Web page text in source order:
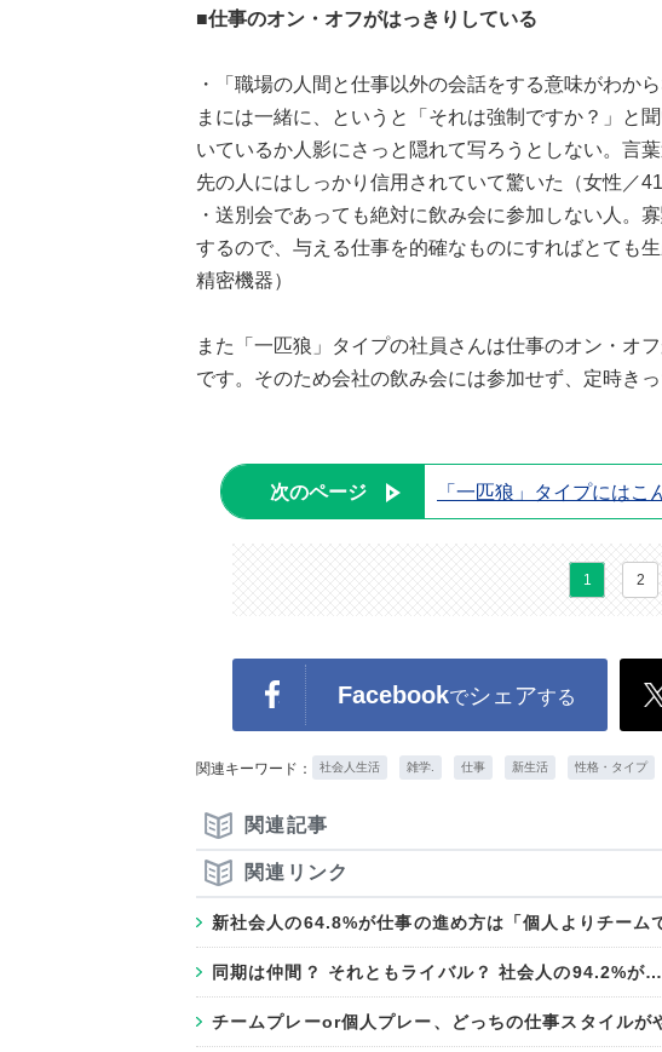
■仕事のオン・オフがはっきりしている
・「職場の人間と仕事以外の会話をする意味がわか
まには一緒に、というと「それは強制ですか？」と
いているか人影にさっと隠れて写ろうとしない。言
先の人にはしっかり信用されていて驚いた（女性／41
・送別会であっても絶対に飲み会に参加しない人。
するので、与える仕事を的確なものにすればとても
精密機器）
また「一匹狼」タイプの社員さんは仕事のオン・オ
です。そのため会社の飲み会には参加せず、定時き
次のページ 「一匹狼」タイプにはこ
1 2
Facebookでシェアする
関連キーワード： 社会人生活 雑学. 仕事 新生活 性格・タイプ
関連記事
関連リンク
新社会人の64.8%が仕事の進め方は「個人よりチーム
同期は仲間？ それともライバル？ 社会人の94.2%が
チームプレーor個人プレー、どっちの仕事スタイルが